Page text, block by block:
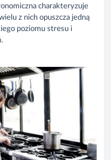
charakteryzuje
z nich opuszcza jedną
poziomu stresu i